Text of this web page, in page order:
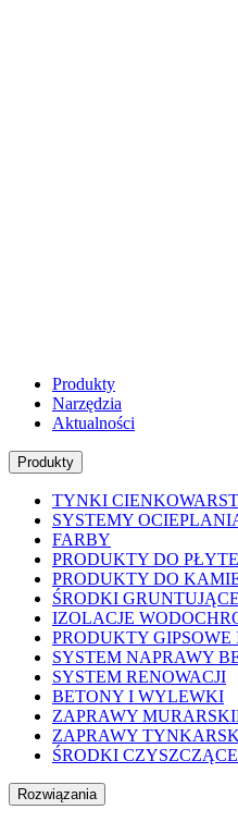
Produkty
Narzędzia
Aktualności
Produkty
TYNKI
SYSTEMY
FARBY
PRODUKTY DO
PRODUKTY DO
ŚRODKI GRUNTUJĄCE
IZOLACJE
PRODUKTY
SYSTEM NAPRAWY
SYSTEM RENOWACJI
BETONY I WYLEWKI
ZAPRAWY
ZAPRAWY
ŚRODKI
Rozwiązania